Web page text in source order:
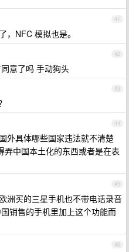
41
，NFC 模拟也是。
42
意了吗 手动狗头
43
44
外具体哪些国家违法就不清楚
中国本土化的东西或者是在表
45
洲买的三星手机也不带电话录音
销售的手机里加上这个功能而
46